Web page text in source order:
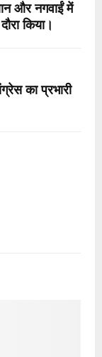
और नगवाईं में
किया।
का प्रभारी